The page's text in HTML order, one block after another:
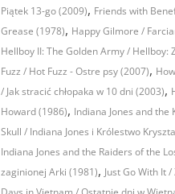
Piątek 13-go (2009), Friends with
Grease (1978), Happy Gilmore /
Hellboy II: The Golden Army / Hellboy:
Fuzz / Hot Fuzz - Ostre psy (2007),
/ Jak stracić chłopaka w 10 dni (2003),
Howard (1986), Indiana Jones and
Skull / Indiana Jones i Królestwo
Indiana Jones and the Raiders of the
zaginionej Arki (1981), Just Go With It